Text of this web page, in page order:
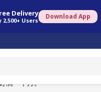
Delivery
2,500+ Users Download App
满一个月。